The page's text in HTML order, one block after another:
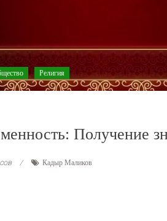
Религия
Получение
Кадыр Маликов